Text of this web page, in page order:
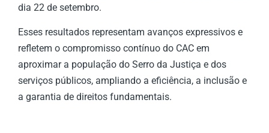
dia 22 de setembro.
Esses resultados representam avanços expressivos e
refletem o compromisso contínuo do CAC em
aproximar a população do Serro da Justiça e dos
serviços públicos, ampliando a eficiência, a inclusão e
a garantia de direitos fundamentais.